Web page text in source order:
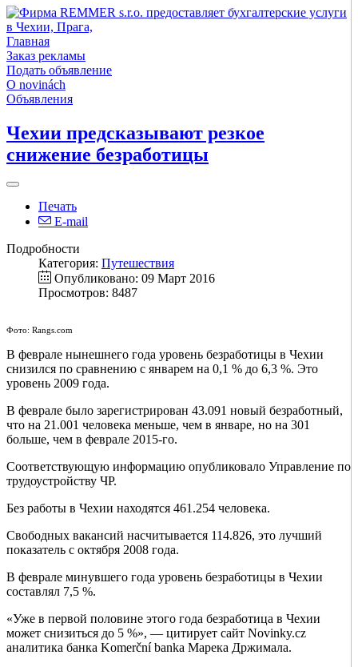
Главная
Заказ рекламы
Подать объявление
O novinách
Объявления
Чехии предсказывают резкое
снижение безработицы
Печать
E-mail
Подробности
Категория: Путешествия
Опубликовано: 09 Март 2016
Просмотров: 8487
Фото: Rangs.com
В феврале нынешнего года уровень безработицы в Чехии
снизился по сравнению с январем на 0,1 % до 6,3 %. Это
уровень 2009 года.
В феврале было зарегистрирован 43.091 новый безработный,
что на 21.001 человека меньше, чем в январе, но на 301
больше, чем в феврале 2015-го.
Соответствующую информацию опубликовало Управление по
трудоустройству ЧР.
Без работы в Чехии находятся 461.254 человека.
Свободных вакансий насчитывается 114.826, это лучший
показатель с октября 2008 года.
В феврале минувшего года уровень безработицы в Чехии
составлял 7,5 %.
«Уже в первой половине этого года безработица в Чехии
может снизиться до 5 %», — цитирует сайт Novinky.cz
аналитика банка Komerční banka Марека Држимала.